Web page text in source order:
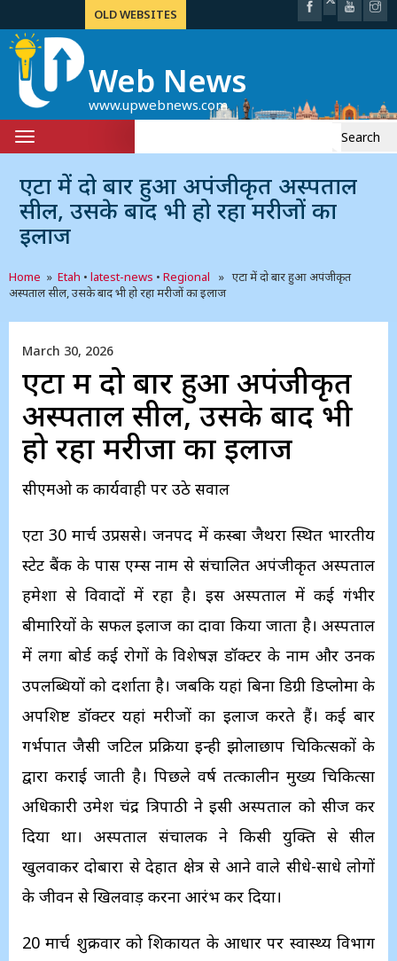
OLD WEBSITES
Web News
www.upwebnews.com
Toggle
navigation
एटा में दो बार हुआ अपंजीकृत अस्पताल
सील, उसके बाद भी हो रहा मरीजों का
इलाज
Home » Etah • latest-news • Regional » एटा में दो बार हुआ अपंजीकृत
अस्पताल सील, उसके बाद भी हो रहा मरीजों का इलाज
March 30, 2026
एटा में दो बार हुआ अपंजीकृत
अस्पताल सील, उसके बाद भी
हो रहा मरीजों का इलाज
सीएमओ की कार्यवाही पर उठे सवाल
एटा 30 मार्च उप्रससे। जनपद में कस्बा जैथरा स्थित भारतीय
स्टेट बैंक के पास एम्स नाम से संचालित अपंजीकृत अस्पताल
हमेशा से विवादों में रहा है। इस अस्पताल में कई गंभीर
बीमारियों के सफल इलाज का दावा किया जाता है। अस्पताल
में लगा बोर्ड कई रोगों के विशेषज्ञ डॉक्टर के नाम और उनकी
उपलब्धियों को दर्शाता है। जबकि यहां बिना डिग्री डिप्लोमा के
अपशिष्ट डॉक्टर यहां मरीजों का इलाज करते हैं। कई बार
गर्भपात जैसी जटिल प्रक्रिया इन्ही झोलाछाप चिकित्सकों के
द्वारा कराई जाती है। पिछले वर्ष तत्कालीन मुख्य चिकित्सा
अधिकारी उमेश चंद्र त्रिपाठी ने इसी अस्पताल को सीज कर
दिया था। अस्पताल संचालक ने किसी युक्ति से सील
खुलवाकर दोबारा से देहात क्षेत्र से आने वाले सीधे-साधे लोगों
के जीवन से खिलवाड़ करना आरंभ कर दिया।
20 मार्च शुक्रवार को शिकायत के आधार पर स्वास्थ्य विभाग